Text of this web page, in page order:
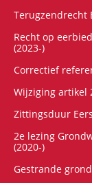
Terugzendrecht
Recht op
(2023-)
Correctief
Wijziging artikel
Zittingsduur
2e lezing
(2020-)
Gestrande